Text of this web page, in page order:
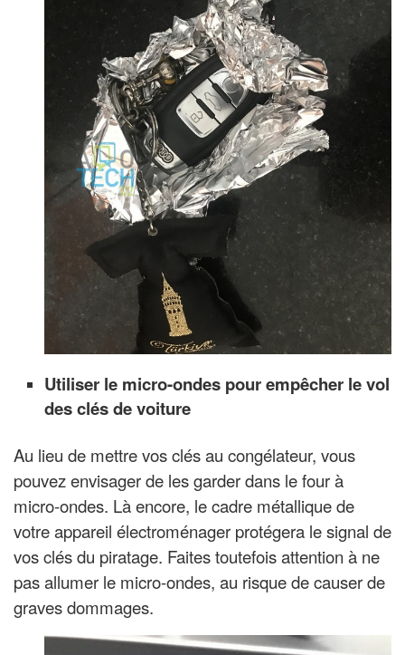
Utiliser le micro-ondes pour empêcher le vol
des clés de voiture
Au lieu de mettre vos clés au congélateur, vous
pouvez envisager de les garder dans le four à
micro-ondes. Là encore, le cadre métallique de
votre appareil électroménager protégera le signal de
vos clés du piratage. Faites toutefois attention à ne
pas allumer le micro-ondes, au risque de causer de
graves dommages.